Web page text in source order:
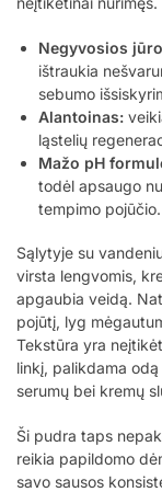
Negyvosios
ištraukia
sebumo
Alantoinas:
ląstelių
Mažo pH
todėl apsaugo
tempimo pojūčio.
Sąlytyje su
virsta lengvomis,
apgaubia veidą.
pojūtį, lyg
Tekstūra yra
linkį, palikdama
serumų bei kremų
Ši pudra taps
reikia papildomo
savo sausos